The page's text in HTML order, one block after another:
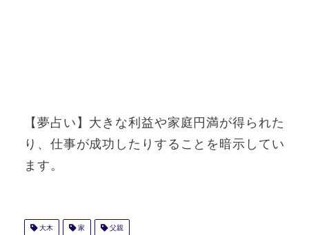
【夢占い】大きな利益や家庭円満が得られた
り、仕事が成功したりすることを暗示してい
ます。
大木 家 父親